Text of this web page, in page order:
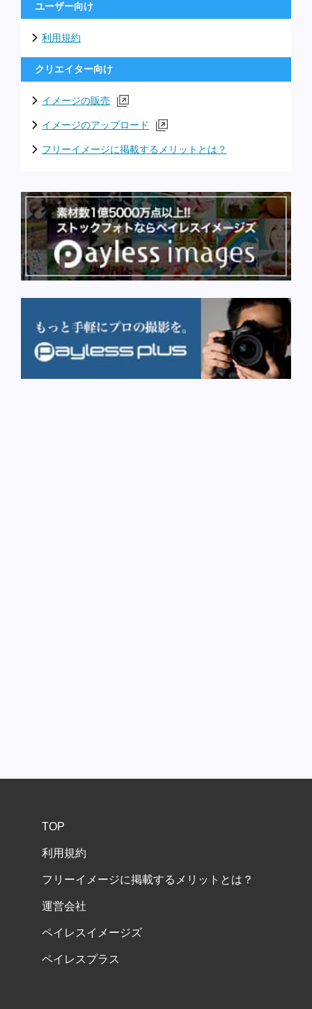
ユーザー向け
利用規約
クリエイター向け
イメージの販売
イメージのアップロード
フリーイメージに掲載するメリットとは？
TOP
利用規約
フリーイメージに掲載するメリットとは？
運営会社
ペイレスイメージズ
ペイレスプラス